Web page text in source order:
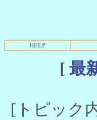
HELP
[ 最
[トピック